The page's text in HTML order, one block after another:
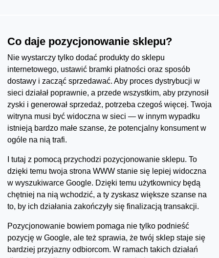
Co daje pozycjonowanie sklepu?
Nie wystarczy tylko dodać produkty do sklepu
internetowego, ustawić bramki płatności oraz sposób
dostawy i zacząć sprzedawać. Aby proces dystrybucji w
sieci działał poprawnie, a przede wszystkim, aby przynosił
zyski i generował sprzedaż, potrzeba czegoś więcej. Twoja
witryna musi być widoczna w sieci — w innym wypadku
istnieją bardzo małe szanse, że potencjalny konsument w
ogóle na nią trafi.
I tutaj z pomocą przychodzi pozycjonowanie sklepu. To
dzięki temu twoja strona WWW stanie się lepiej widoczna
w wyszukiwarce Google. Dzięki temu użytkownicy będą
chętniej na nią wchodzić, a ty zyskasz większe szanse na
to, by ich działania zakończyły się finalizacją transakcji.
Pozycjonowanie bowiem pomaga nie tylko podnieść
pozycję w Google, ale też sprawia, że twój sklep staje się
bardziej przyjazny odbiorcom. W ramach takich działań